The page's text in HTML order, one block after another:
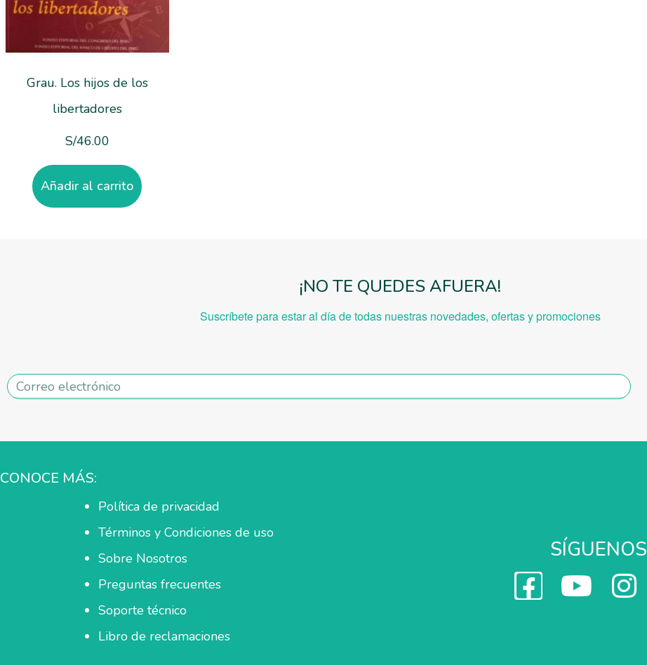
Grau. Los hijos de los
libertadores
S/46.00
Añadir al carrito
¡NO TE QUEDES AFUERA!
Suscríbete para estar al día de todas nuestras novedades, ofertas y promociones
CONOCE MÁS:
Política de privacidad
Términos y Condiciones de uso
Sobre Nosotros
Preguntas frecuentes
Soporte técnico
Libro de reclamaciones
SÍGUENOS